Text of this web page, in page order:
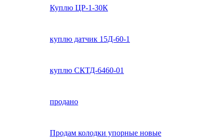
Куплю ЦР-1-30К
куплю датчик 15Д-60-1
куплю СКТД-6460-01
продано
Продам колодки упорные новые